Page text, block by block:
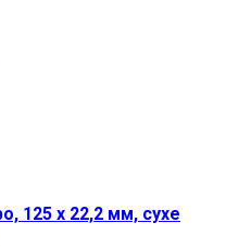
125 х 22,2 мм, сухе